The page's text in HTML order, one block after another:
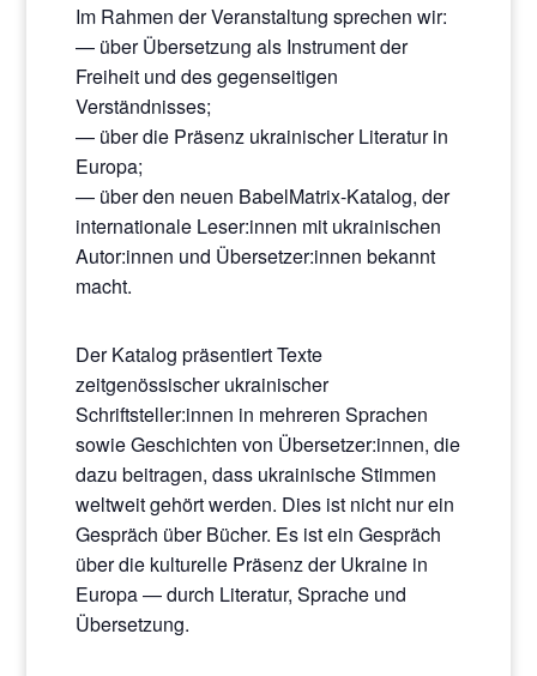
Im Rahmen der Veranstaltung sprechen wir:
— über Übersetzung als Instrument der
Freiheit und des gegenseitigen
Verständnisses;
— über die Präsenz ukrainischer Literatur in
Europa;
— über den neuen BabelMatrix-Katalog, der
internationale Leser:innen mit ukrainischen
Autor:innen und Übersetzer:innen bekannt
macht.
Der Katalog präsentiert Texte
zeitgenössischer ukrainischer
Schriftsteller:innen in mehreren Sprachen
sowie Geschichten von Übersetzer:innen, die
dazu beitragen, dass ukrainische Stimmen
weltweit gehört werden. Dies ist nicht nur ein
Gespräch über Bücher. Es ist ein Gespräch
über die kulturelle Präsenz der Ukraine in
Europa — durch Literatur, Sprache und
Übersetzung.